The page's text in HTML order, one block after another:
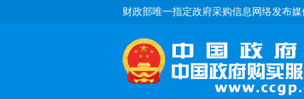
财政部唯一指定政府采购信息网络发布